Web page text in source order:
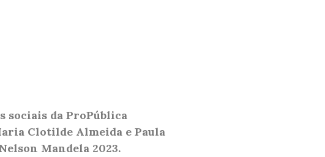
sociais da ProPública
Clotilde Almeida e Paula
Mandela 2023.